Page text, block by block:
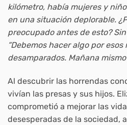
kilómetro, había mujeres y
en una situación deplorable.
preocupado antes de esto?
“Debemos hacer algo por
desamparados. Mañana mismo
Al descubrir las horrendas
vivían las presas y sus hijos.
comprometió a mejorar las
desesperadas de la sociedad,